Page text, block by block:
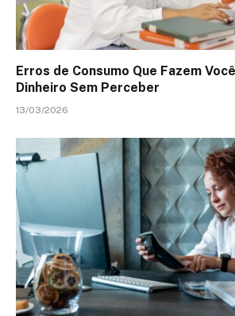
Erros de Consumo Que Fazem
Dinheiro Sem Perceber
13/03/2026